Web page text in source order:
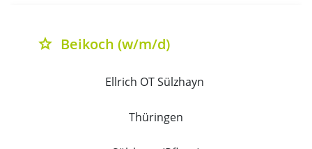
grade Beikoch (w/m/d)
Ellrich OT Sülzhayn
Thüringen